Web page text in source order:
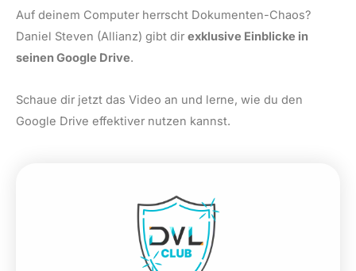
Auf deinem Computer herrscht Dokumenten-Chaos?
Daniel Steven (Allianz) gibt dir exklusive Einblicke in
seinen Google Drive.
Schaue dir jetzt das Video an und lerne, wie du den
Google Drive effektiver nutzen kannst.